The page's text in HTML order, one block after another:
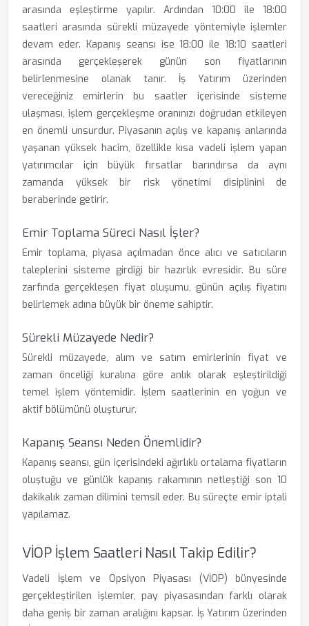
arasında eşleştirme yapılır. Ardından 10:00 ile 18:00
saatleri arasında sürekli müzayede yöntemiyle işlemler
devam eder. Kapanış seansı ise 18:00 ile 18:10 saatleri
arasında gerçekleşerek günün son fiyatlarının
belirlenmesine olanak tanır. İş Yatırım üzerinden
vereceğiniz emirlerin bu saatler içerisinde sisteme
ulaşması, işlem gerçekleşme oranınızı doğrudan etkileyen
en önemli unsurdur. Piyasanın açılış ve kapanış anlarında
yaşanan yüksek hacim, özellikle kısa vadeli işlem yapan
yatırımcılar için büyük fırsatlar barındırsa da aynı
zamanda yüksek bir risk yönetimi disiplinini de
beraberinde getirir.
Emir Toplama Süreci Nasıl İşler?
Emir toplama, piyasa açılmadan önce alıcı ve satıcıların
taleplerini sisteme girdiği bir hazırlık evresidir. Bu süre
zarfında gerçekleşen fiyat oluşumu, günün açılış fiyatını
belirlemek adına büyük bir öneme sahiptir.
Sürekli Müzayede Nedir?
Sürekli müzayede, alım ve satım emirlerinin fiyat ve
zaman önceliği kuralına göre anlık olarak eşleştirildiği
temel işlem yöntemidir. İşlem saatlerinin en yoğun ve
aktif bölümünü oluşturur.
Kapanış Seansı Neden Önemlidir?
Kapanış seansı, gün içerisindeki ağırlıklı ortalama fiyatların
oluştuğu ve günlük kapanış rakamının netleştiği son 10
dakikalık zaman dilimini temsil eder. Bu süreçte emir iptali
yapılamaz.
VİOP İşlem Saatleri Nasıl Takip Edilir?
Vadeli İşlem ve Opsiyon Piyasası (VİOP) bünyesinde
gerçekleştirilen işlemler, pay piyasasından farklı olarak
daha geniş bir zaman aralığını kapsar. İş Yatırım üzerinden